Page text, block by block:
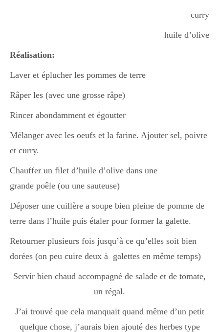
curry
huile d’olive
Réalisation:
Laver et éplucher les pommes de terre
Râper les (avec une grosse râpe)
Rincer abondamment et égoutter
Mélanger avec les oeufs et la farine. Ajouter sel, poivre
et curry.
Chauffer un filet d’huile d’olive dans une
grande poêle (ou une sauteuse)
Déposer une cuillère a soupe bien pleine de pomme de
terre dans l’huile puis étaler pour former la galette.
Retourner plusieurs fois jusqu’à ce qu’elles soit bien
dorées (on peu cuire deux à galettes en même temps)
Servir bien chaud accompagné de salade et de tomate,
un régal.
J’ai trouvé que cela manquait quand même d’un petit
quelque chose, j’aurais bien ajouté des herbes type